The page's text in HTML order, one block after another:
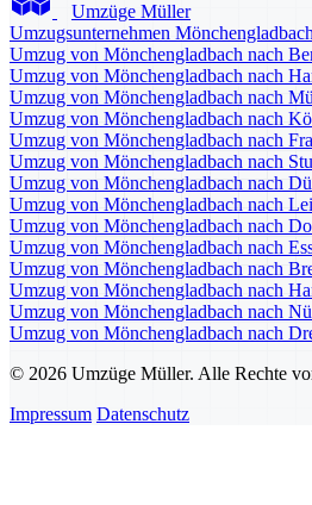
Umzüge Müller
Umzugsunternehmen Mönchengladbach
Umzug von Mönchengladbach nach
Umzug von Mönchengladbach nach
Umzug von Mönchengladbach nach
Umzug von Mönchengladbach nach
Umzug von Mönchengladbach nach
Umzug von Mönchengladbach nach
Umzug von Mönchengladbach nach
Umzug von Mönchengladbach nach
Umzug von Mönchengladbach nach
Umzug von Mönchengladbach nach
Umzug von Mönchengladbach nach
Umzug von Mönchengladbach nach
Umzug von Mönchengladbach nach
Umzug von Mönchengladbach nach
© 2026 Umzüge Müller. Alle Rechte
Impressum Datenschutz